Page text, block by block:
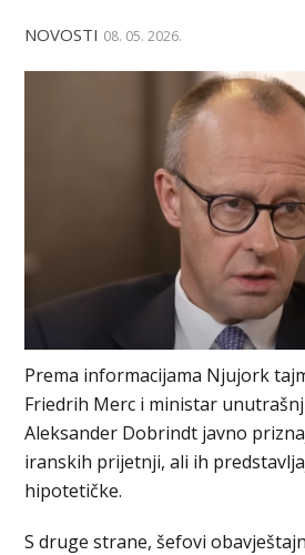
NOVOSTI 08. 05. 2026.
Prema informacijama Njujork
Friedrih Merc i ministar
Aleksander Dobrindt javno
iranskih prijetnji, ali ih
hipotetičke.
S druge strane, šefovi